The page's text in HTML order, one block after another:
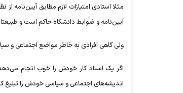
مثلا استادی امتیازات لازم مطابق آیین‌نامه
آیین‌نامه و ضوابط دانشگاه حاکم است و
ولی گاهی افرادی به خاطر مواضع اجتماعی و
اگر یک استاد کار خودش را خوب انجام
اندیشه‌های اجتماعی و سیاسی خودش را تبلیغ